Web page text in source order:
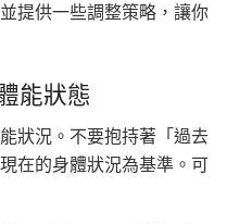
提供一些調整策略，讓你
能狀態
狀況。不要抱持著「過去
在的身體狀況為基準。可